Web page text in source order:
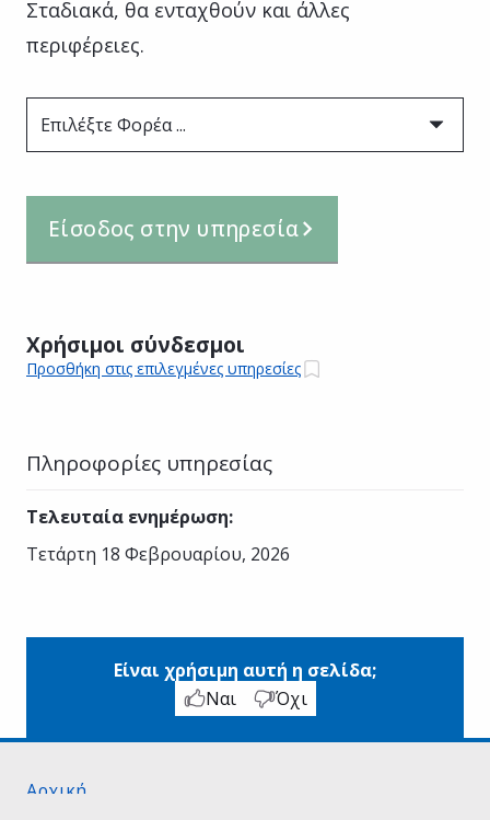
Σταδιακά, θα ενταχθούν και άλλες
περιφέρειες.
Επιλέξτε Φορέα ...
Είσοδος στην υπηρεσία
Χρήσιμοι σύνδεσμοι
Προσθήκη στις επιλεγμένες υπηρεσίες
Πληροφορίες υπηρεσίας
Τελευταία ενημέρωση:
Τετάρτη 18 Φεβρουαρίου, 2026
Είναι χρήσιμη αυτή η σελίδα;
Ναι
Όχι
Αρχική